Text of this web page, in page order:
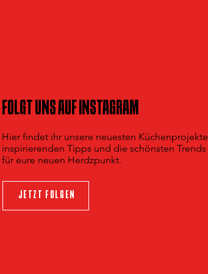
FOLGT UNS AUF INSTAGRAM
Hier findet ihr unsere neuesten
inspirierenden Tipps und die schönsten Trends
für eure neuen Herdzpunkt.
JETZT FOLGEN